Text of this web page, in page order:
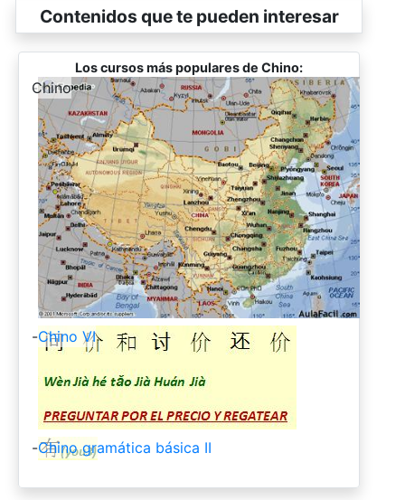
Contenidos que te pueden interesar
Los cursos más populares de Chino:
-
Chino
-Chino VI
-Chino gramática básica II